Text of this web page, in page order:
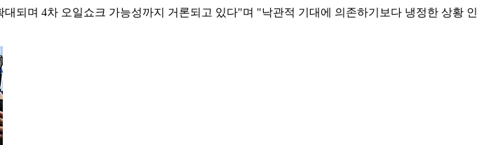
되며 4차 오일쇼크 가능성까지 거론되고 있다"며 "낙관적 기대에 의존하기보다 냉정한 상황 인